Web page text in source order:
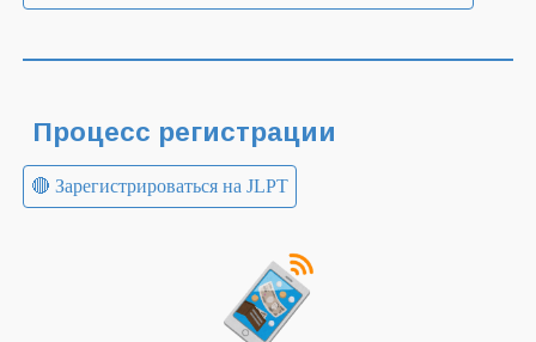
Процесс регистрации
🔴 Зарегистрироваться на JLPT